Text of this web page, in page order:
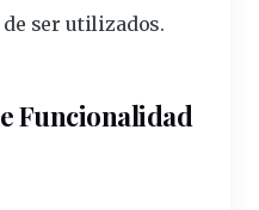
ser utilizados.
Funcionalidad